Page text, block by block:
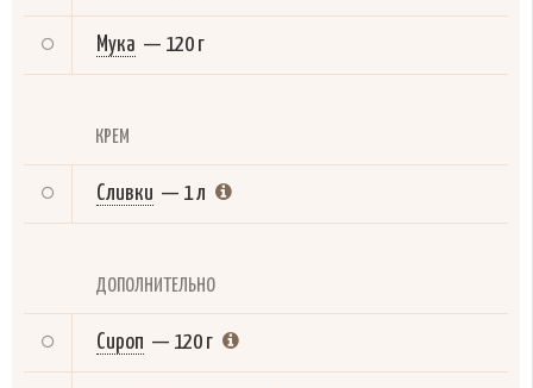
Мука — 120 г
КРЕМ
Сливки — 1 л
ДОПОЛНИТЕЛЬНО
Сироп — 120 г